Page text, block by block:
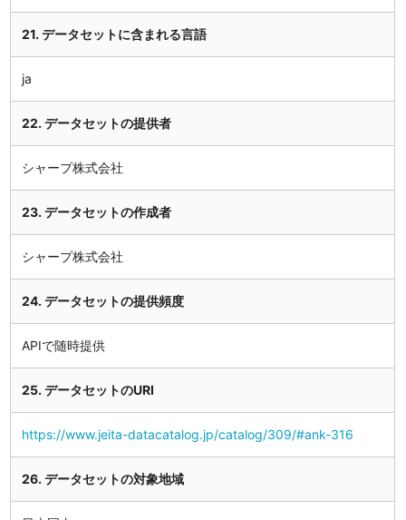
21. データセットに含まれる言語
ja
22. データセットの提供者
シャープ株式会社
23. データセットの作成者
シャープ株式会社
24. データセットの提供頻度
APIで随時提供
25. データセットのURI
https://www.jeita-datacatalog.jp/catalog/309/#ank-316
26. データセットの対象地域